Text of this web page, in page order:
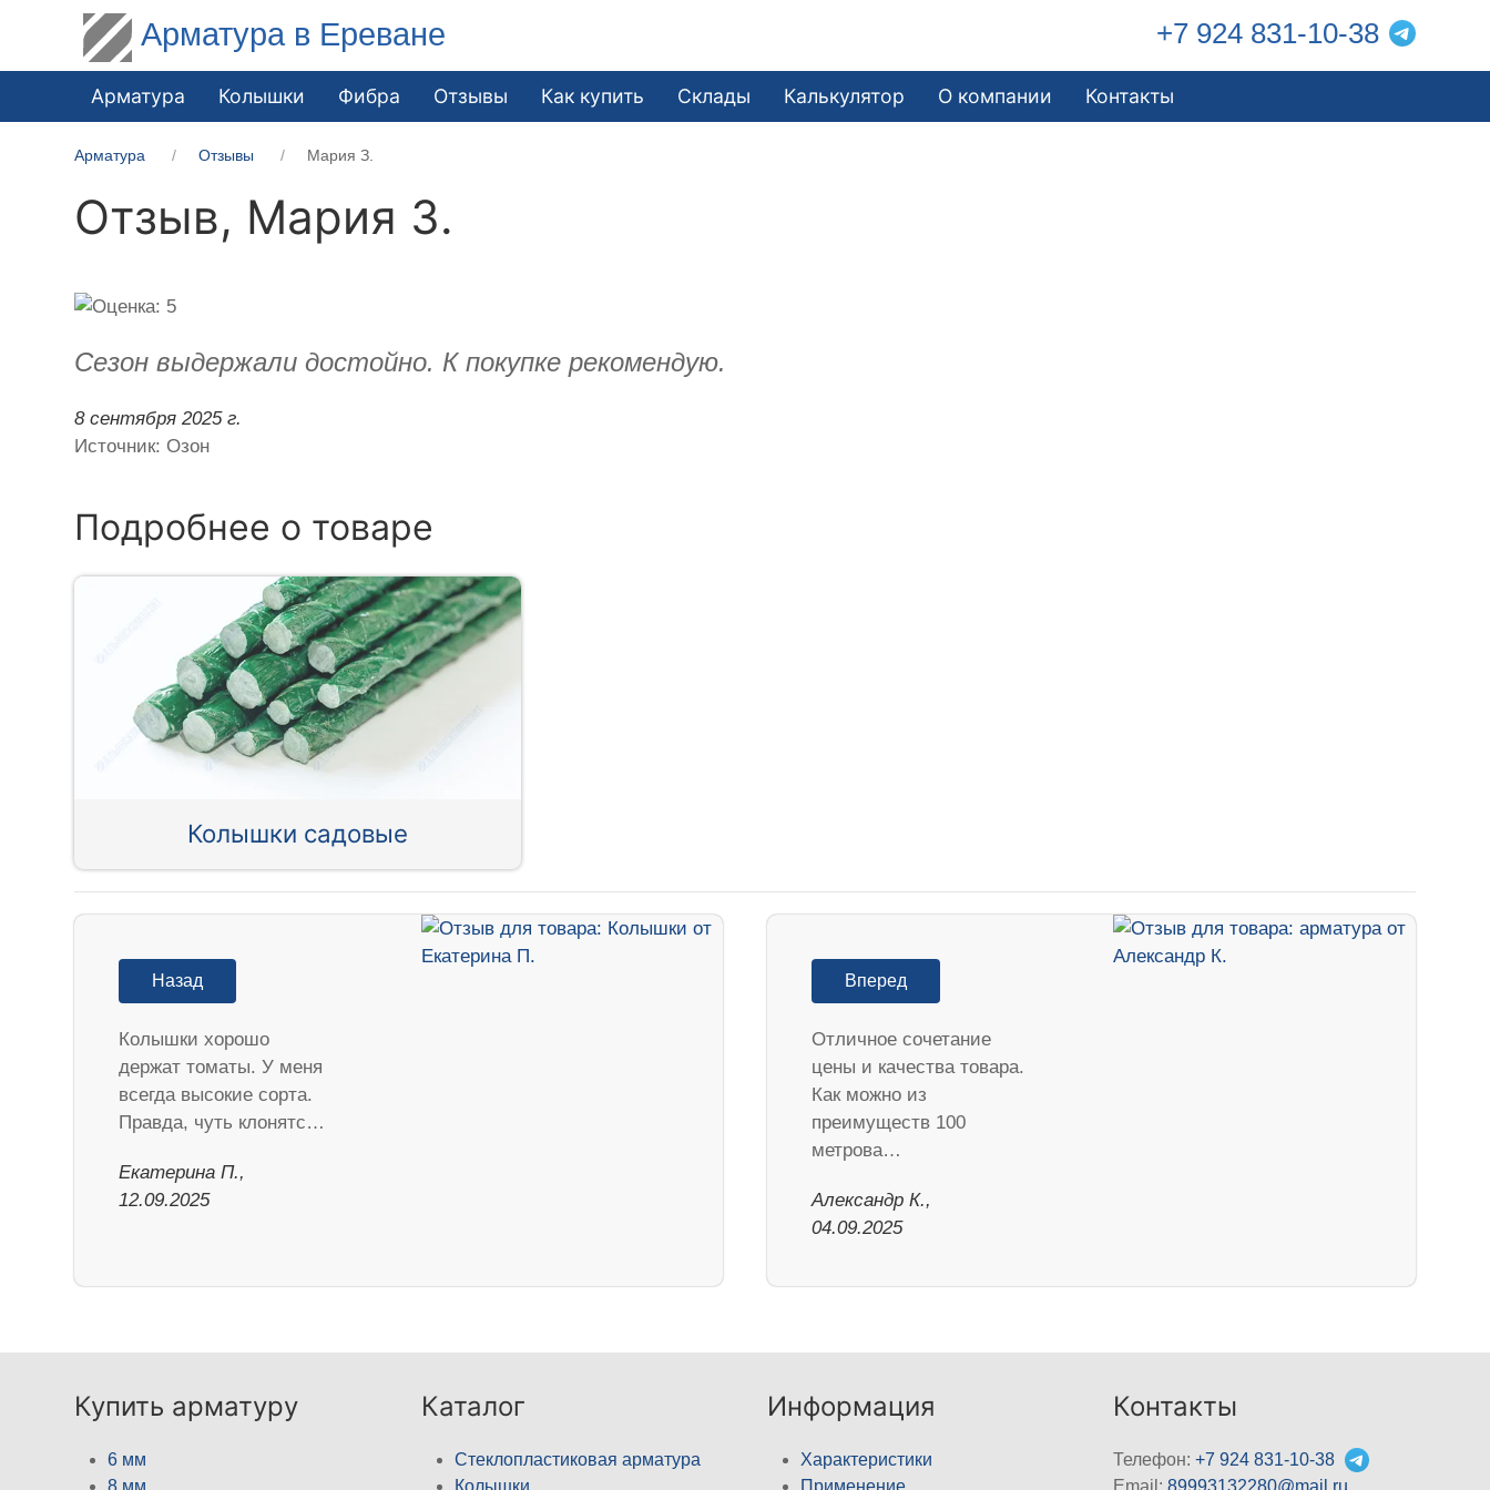
Арматура в Ереване +7 924 831-10-38
Арматура Колышки Фибра Отзывы Как купить Склады Калькулятор О компании Контакты
Арматура Отзывы Мария З.
Отзыв, Мария З.
Cезон выдержали достойно. К покупке рекомендую.
8 сентября 2025 г.
Источник: Озон
Подробнее о товаре
Колышки садовые
Назад
Колышки хорошо
держат томаты. У меня
всегда высокие сорта.
Правда, чуть клонятс…
Екатерина П.,
12.09.2025
Вперед
Отличное сочетание
цены и качества товара.
Как можно из
преимуществ 100
метрова…
Александр К.,
04.09.2025
Купить арматуру
6 мм
8 мм
Каталог
Стеклопластиковая арматура
Колышки
Информация
Характеристики
Применение
Контакты
Телефон:+7 924 831-10-38
Email:89993132280@mail.ru